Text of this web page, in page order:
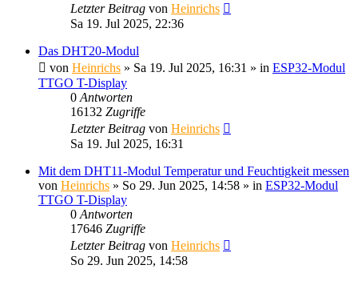
Letzter Beitrag von Heinrichs
Sa 19. Jul 2025, 22:36
Das DHT20-Modul
von Heinrichs » Sa 19. Jul 2025, 16:31 » in ESP32-Modul
TTGO T-Display
0 Antworten
16132 Zugriffe
Letzter Beitrag von Heinrichs
Sa 19. Jul 2025, 16:31
Mit dem DHT11-Modul Temperatur und Feuchtigkeit messen
von Heinrichs » So 29. Jun 2025, 14:58 » in ESP32-Modul
TTGO T-Display
0 Antworten
17646 Zugriffe
Letzter Beitrag von Heinrichs
So 29. Jun 2025, 14:58